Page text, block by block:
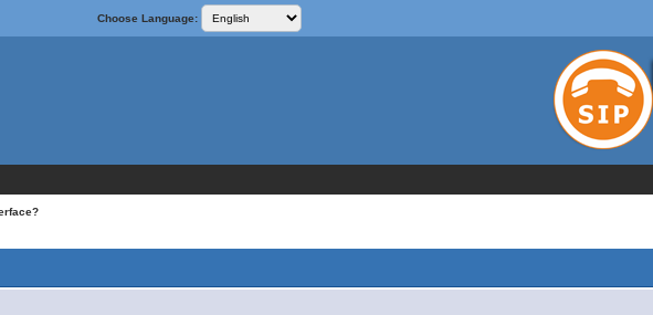
Choose Language: